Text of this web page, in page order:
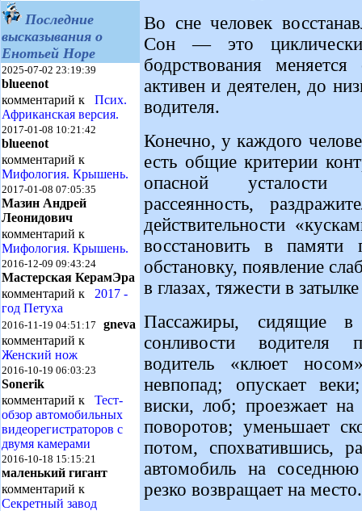
Последние
высказывания о
Енотьей Норе
2025-07-02 23:19:39
blueenot
комментарий к Псих.
Африканская версия.
2017-01-08 10:21:42
blueenot
комментарий к
Мифология. Крышень.
2017-01-08 07:05:35
Мазин Андрей
Леонидович
комментарий к
Мифология. Крышень.
2016-12-09 09:43:24
Мастерская КерамЭра
комментарий к 2017 -
год Петуха
2016-11-19 04:51:17 gneva
комментарий к
Женский нож
2016-10-19 06:03:23
Sonerik
комментарий к Тест-
обзор автомобильных
видеорегистраторов с
двумя камерами
2016-10-18 15:15:21
маленький гигант
комментарий к
Секретный завод
Во сне человек
Сон — это
бодрствования
активен и деятелен, до
водителя.
Конечно, у каждого
есть общие критерии
опасной усталости
рассеянность,
действительности
восстановить в
обстановку, появление
в глазах, тяжести в
Пассажиры, сидящие
сонливости водителя
водитель «клюет
невпопад; опускает
виски, лоб; проезжает
поворотов; уменьшает
потом, спохватившись,
автомобиль на
резко возвращает на место.